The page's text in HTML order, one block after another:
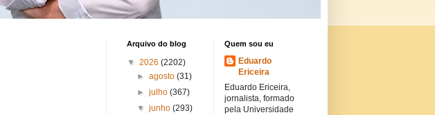
Arquivo do blog
▼ 2026 (2202)
► agosto (31)
► julho (367)
▼ junho (293)
Quem sou eu
Eduardo
Ericeira
Eduardo Ericeira,
jornalista, formado
pela Universidade